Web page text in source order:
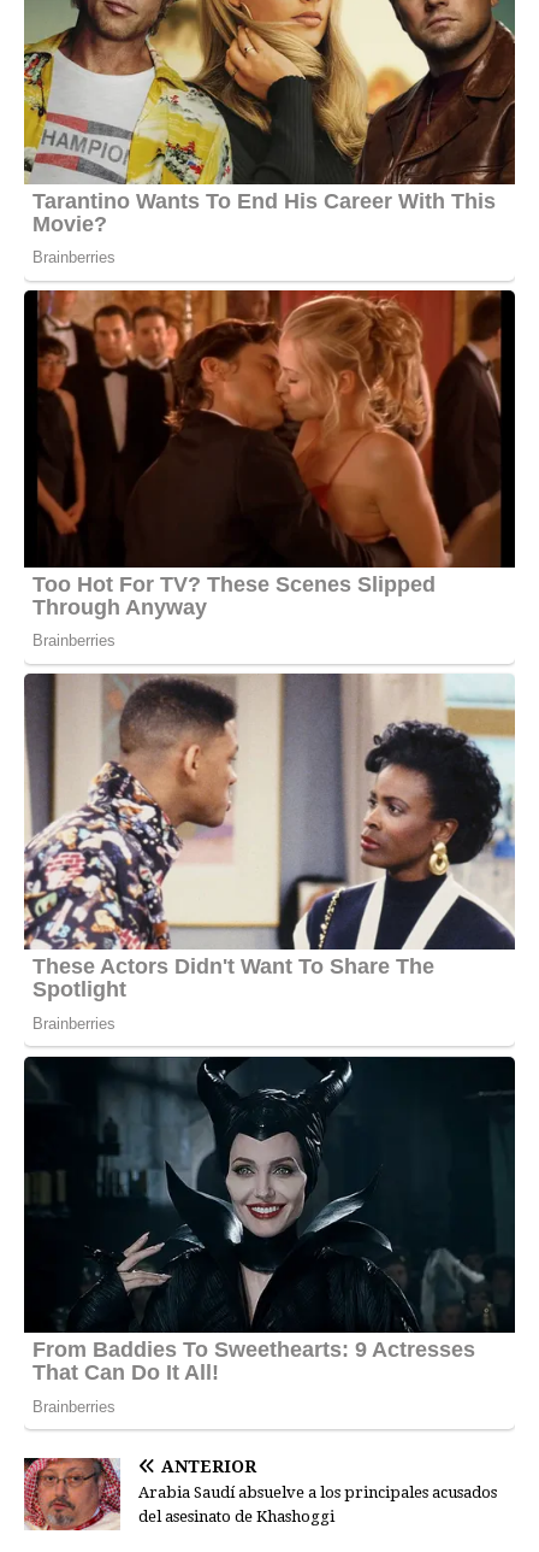
ANTERIOR
Arabia Saudí absuelve a los principales acusados
del asesinato de Khashoggi